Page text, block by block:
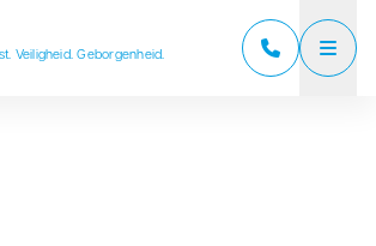
Veiligheid. Geborgenheid.